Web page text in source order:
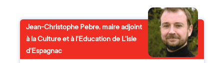
Jean-Christophe Pebre, maire adjoint
à la Culture et à l'Education de L'isle
d'Espagnac